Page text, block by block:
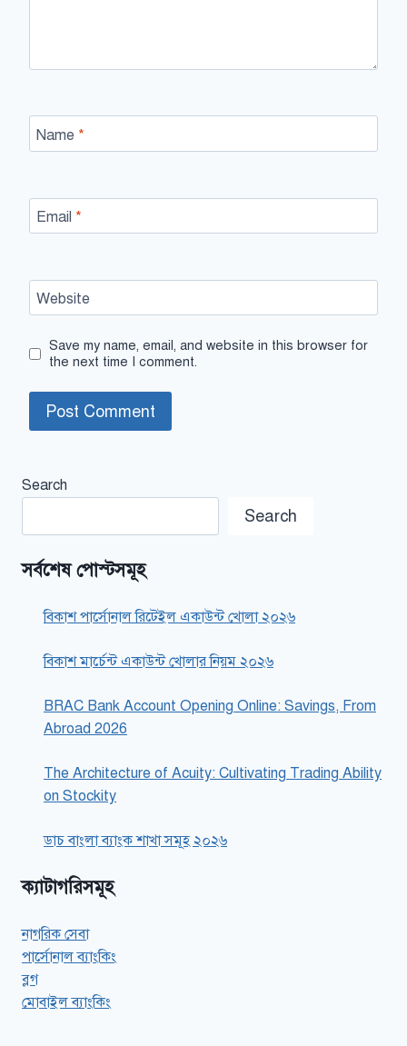
Name *
Email *
Website
Save my name, email, and website in this browser for
the next time I comment.
Search
Search
সর্বশেষ পোস্টসমূহ
বিকাশ পার্সোনাল রিটেইল একাউন্ট খোলা ২০২৬
বিকাশ মার্চেন্ট একাউন্ট খোলার নিয়ম ২০২৬
BRAC Bank Account Opening Online: Savings, From
Abroad 2026
The Architecture of Acuity: Cultivating Trading Ability
on Stockity
ডাচ বাংলা ব্যাংক শাখা সমূহ ২০২৬
ক্যাটাগরিসমূহ
নাগরিক সেবা
পার্সোনাল ব্যাংকিং
ব্লগ
মোবাইল ব্যাংকিং